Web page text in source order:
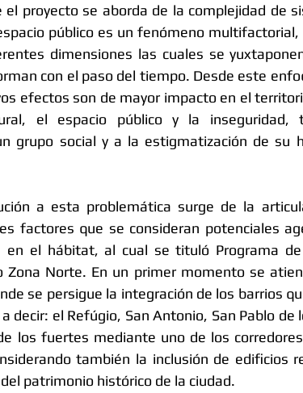
proyecto se aborda de la complejidad de
público es un fenómeno multifactorial,
dimensiones las cuales se
con el paso del tiempo. Desde este
efectos son de mayor impacto en el
el espacio público y la inseguridad,
grupo social y a la estigmatización de su
a esta problemática surge de la
factores que se consideran potenciales
en el hábitat, al cual se tituló Programa de
Zona Norte. En un primer momento se
se persigue la integración de los barrios
decir: el Refúgio, San Antonio, San Pablo de
los fuertes mediante uno de los
también la inclusión de edificios
patrimonio histórico de la ciudad.